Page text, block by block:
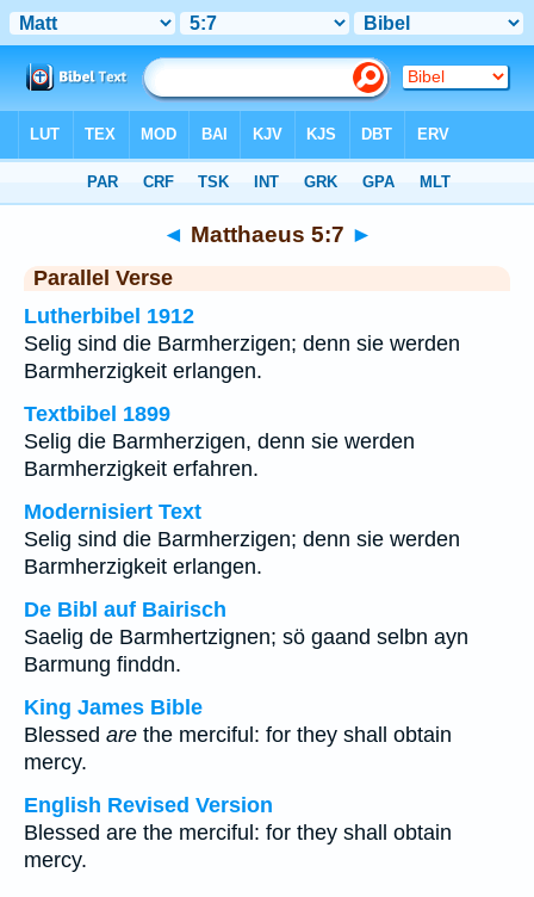
◄ Matthaeus 5:7 ►
Parallel Verse
Lutherbibel 1912
Selig sind die Barmherzigen; denn sie werden
Barmherzigkeit erlangen.
Textbibel 1899
Selig die Barmherzigen, denn sie werden
Barmherzigkeit erfahren.
Modernisiert Text
Selig sind die Barmherzigen; denn sie werden
Barmherzigkeit erlangen.
De Bibl auf Bairisch
Saelig de Barmhertzignen; sö gaand selbn ayn
Barmung finddn.
King James Bible
Blessed are the merciful: for they shall obtain
mercy.
English Revised Version
Blessed are the merciful: for they shall obtain
mercy.